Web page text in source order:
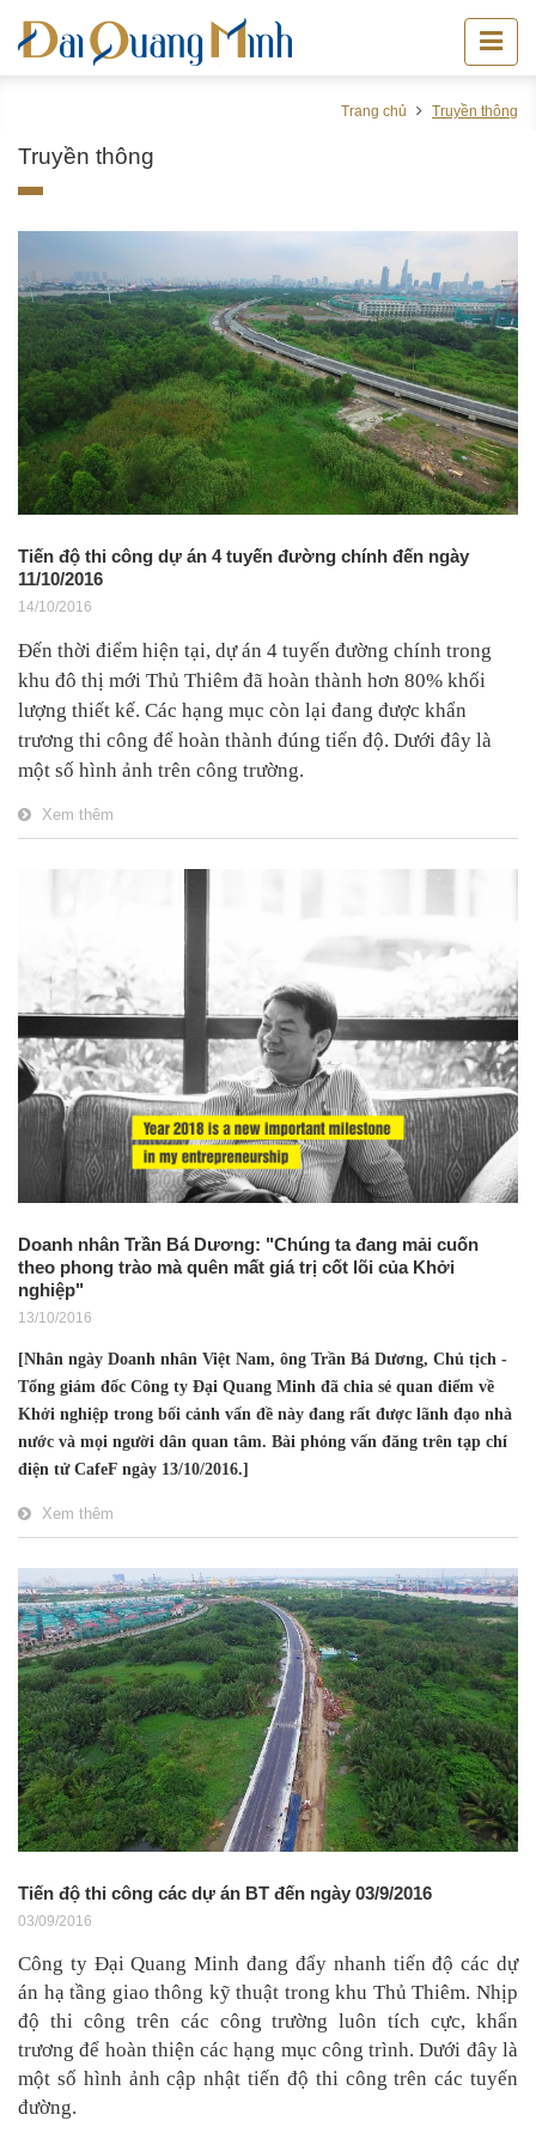
Trang chủ Truyền thông
Truyền thông
Tiến độ thi công dự án 4 tuyến đường chính đến ngày
11/10/2016
14/10/2016
Đến thời điểm hiện tại, dự án 4 tuyến đường chính trong
khu đô thị mới Thủ Thiêm đã hoàn thành hơn 80% khối
lượng thiết kế. Các hạng mục còn lại đang được khẩn
trương thi công để hoàn thành đúng tiến độ. Dưới đây là
một số hình ảnh trên công trường.
Xem thêm
Doanh nhân Trần Bá Dương: "Chúng ta đang mải cuốn
theo phong trào mà quên mất giá trị cốt lõi của Khởi
nghiệp"
13/10/2016
[Nhân ngày Doanh nhân Việt Nam, ông Trần Bá Dương, Chủ tịch -
Tổng giám đốc Công ty Đại Quang Minh đã chia sẻ quan điểm về
Khởi nghiệp trong bối cảnh vấn đề này đang rất được lãnh đạo nhà
nước và mọi người dân quan tâm. Bài phỏng vấn đăng trên tạp chí
điện tử CafeF ngày 13/10/2016.]
Xem thêm
Tiến độ thi công các dự án BT đến ngày 03/9/2016
03/09/2016
Công ty Đại Quang Minh đang đẩy nhanh tiến độ các dự
án hạ tầng giao thông kỹ thuật trong khu Thủ Thiêm. Nhịp
độ thi công trên các công trường luôn tích cực, khẩn
trương để hoàn thiện các hạng mục công trình. Dưới đây là
một số hình ảnh cập nhật tiến độ thi công trên các tuyến
đường.